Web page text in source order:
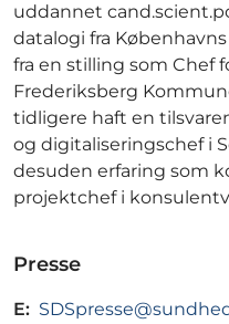
uddannet
datalogi fra
fra en stilling som Chef
Frederiksberg
tidligere haft en
og digitaliseringschef i
desuden erfaring som
projektchef i
Presse
E: